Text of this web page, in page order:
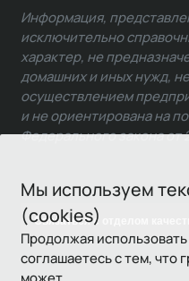
Мы используем
(cookies)
Продолжая
соглашаетесь с тем, что
может
Связаться с отделом
Информация,
исключительно
характер, не
домашних и иных нужд,
осуществлением
и не ориентирована на
Федерального закона